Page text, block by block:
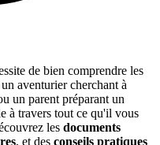
de bien comprendre les
aventurier cherchant à
un parent préparant un
à travers tout ce qu'il vous
les documents
, et des conseils pratiques